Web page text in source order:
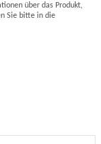
über das Produkt,
Sie bitte in die